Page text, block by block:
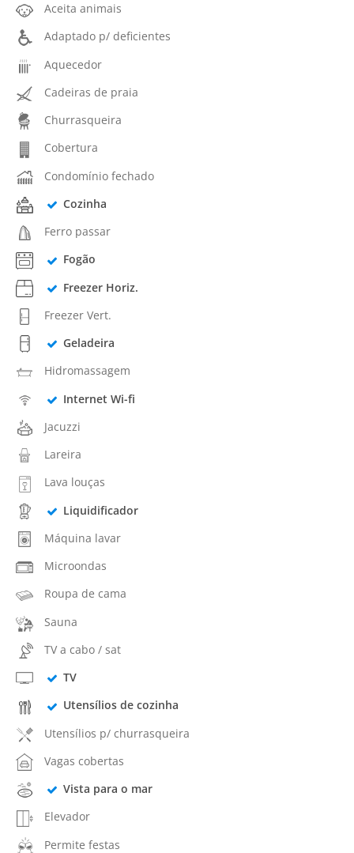
Aceita animais
Adaptado p/ deficientes
Aquecedor
Cadeiras de praia
Churrasqueira
Cobertura
Condomínio fechado
Cozinha
Ferro passar
Fogão
Freezer Horiz.
Freezer Vert.
Geladeira
Hidromassagem
Internet Wi-fi
Jacuzzi
Lareira
Lava louças
Liquidificador
Máquina lavar
Microondas
Roupa de cama
Sauna
TV a cabo / sat
TV
Utensílios de cozinha
Utensílios p/ churrasqueira
Vagas cobertas
Vista para o mar
Elevador
Permite festas